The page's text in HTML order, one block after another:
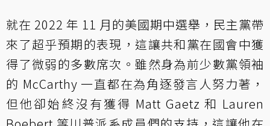
就在 2022 年 11 月的美國期中選舉，民主黨帶
來了超乎預期的表現，這讓共和黨在國會中獲
得了微弱的多數席次。雖然身為前少數黨領袖
的 McCarthy 一直都在為角逐發言人努力著，
但他卻始終沒有獲得 Matt Gaetz 和 Lauren